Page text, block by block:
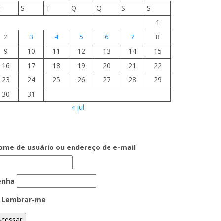
S T Q Q S
S
1
2
3 4 5 6 7
8
9
10 11 12 13 14
15
16
17 18 19 20 21
22
23
24 25 26 27 28
29
30
31
« jul
de usuário ou endereço de e-mail
Lembrar-me